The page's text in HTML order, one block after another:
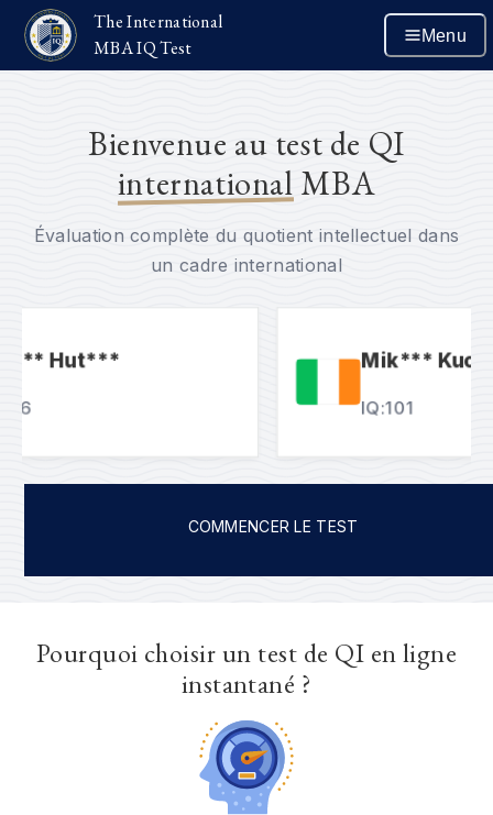
The International
MBA IQ Test
Menu
Bienvenue au test de QI
international MBA
Évaluation complète du quotient intellectuel dans
un cadre international
Hut*** Mik*** Kuc***
IQ:101
COMMENCER LE TEST
Pourquoi choisir un test de QI en ligne
instantané ?